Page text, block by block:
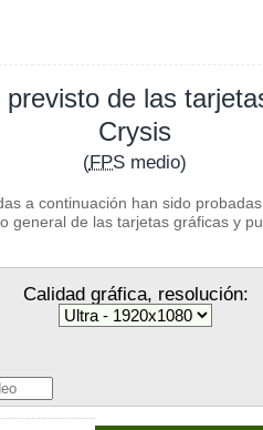
previsto de las
Crysis
(FPSmedio)
a continuación han sido
general de las tarjetas gráficas y
Calidad gráfica, resolución: